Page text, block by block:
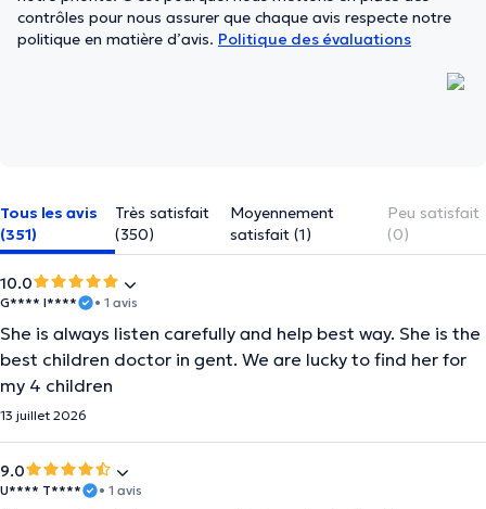
contrôles pour nous assurer que chaque avis respecte notre
politique en matière d’avis. Politique des évaluations
Tous les avis
(351)
Très satisfait
(350)
Moyennement
satisfait (1)
Peu satisfait
(0)
10.0
G**** I**** • 1 avis
She is always listen carefully and help best way. She is the
best children doctor in gent. We are lucky to find her for
my 4 children
13 juillet 2026
9.0
U**** T**** • 1 avis